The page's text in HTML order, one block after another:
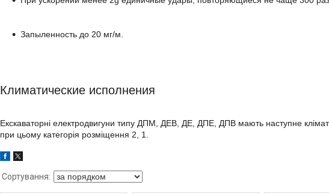
Запыленность до 20 мг/м.
Климатические исполнения
Екскаваторні електродвигуни типу ДПМ, ДЕВ, ДЕ, ДПЕ, ДПВ мають наступне
при цьому категорія розміщення 2, 1.